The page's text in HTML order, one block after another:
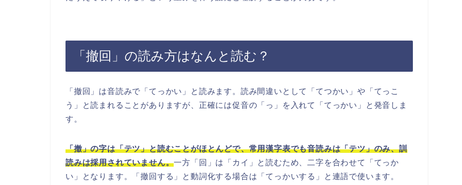
「撤回」の読み方はなんと読む？
「撤回」は音読みで「てっかい」と読みます。読み間違いとして「てつかい」や「てっこ
う」と読まれることがありますが、正確には促音の「っ」を入れて「てっかい」と発音しま
す。
「撤」の字は「テツ」と読むことがほとんどで、常用漢字表でも音読みは「テツ」のみ、訓
読みは採用されていません。一方「回」は「カイ」と読むため、二字を合わせて「てっか
い」となります。「撤回する」と動詞化する場合は「てっかいする」と連語で使います。